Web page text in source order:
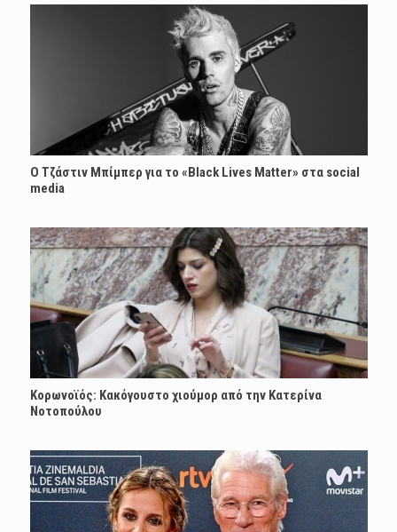
Ο Τζάστιν Μπίμπερ για το «Black Lives Matter» στα social
media
Κορωνοϊός: Κακόγουστο χιούμορ από την Κατερίνα
Νοτοπούλου